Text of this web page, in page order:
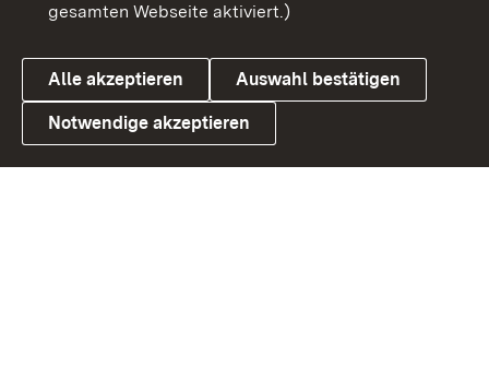
Link zum Landesportal
Cookies
gesamten Webseite aktiviert.)
Alle akzeptieren Auswahl bestätigen
Notwendige akzeptieren